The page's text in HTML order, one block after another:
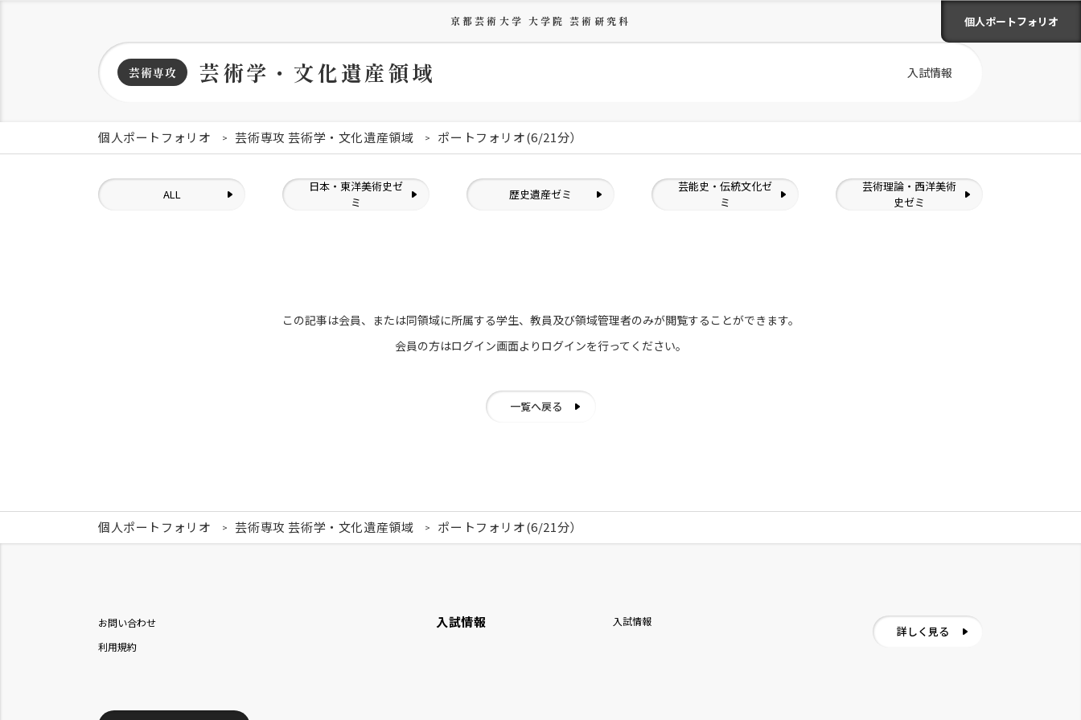
京都芸術大学 大学院 芸術研究科 個人ポートフォリオ
芸術専攻 芸術学・文化遺産領域 入試情報
個人ポートフォリオ 芸術専攻 芸術学・文化遺産領域 ポートフォリオ(6/21分）
ALL
日本・東洋美術史ゼ
ミ
歴史遺産ゼミ
芸能史・伝統文化ゼ
ミ
芸術理論・西洋美術
史ゼミ
この記事は会員、または同領域に所属する学生、教員及び領域管理者のみが閲覧することができます。
会員の方はログイン画面より ログインを行ってください。
一覧へ戻る
個人ポートフォリオ 芸術専攻 芸術学・文化遺産領域 ポートフォリオ(6/21分）
お問い合わせ
利用規約
入試情報 入試情報
詳しく見る